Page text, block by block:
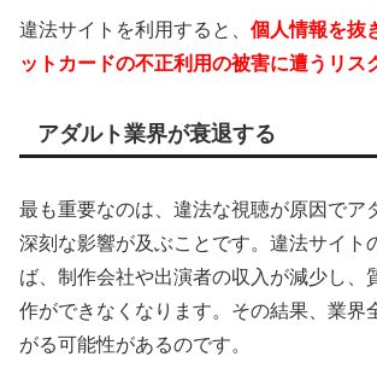
違法サイトを利用すると、 個人情報を抜
ットカードの不正利用の被害に遭うリス
アダルト業界が衰退する
最も重要なのは、違法な視聴が原因でア
深刻な影響が及ぶことです。違法サイト
ば、制作会社や出演者の収入が減少し、
作ができなくなります。その結果、業界
がる可能性があるのです。